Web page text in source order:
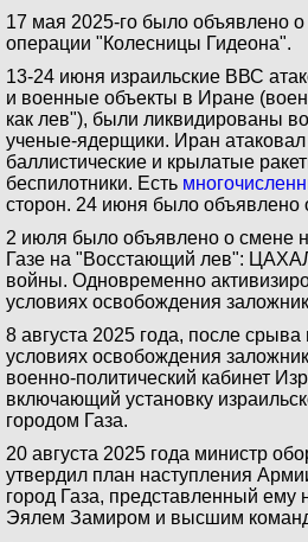
17 мая 2025-го было объявлено
операции "Колесницы Гидеона".
13-24 июня израильские ВВС
и военные объекты в Иране
как лев"), были ликвидированы
ученые-ядерщики. Иран
баллистические и крылатые
беспилотники. Есть
сторон. 24 июня было объявлено
2 июля было объявлено о смене
Газе на "Восстающий лев":
войны. Одновременно
условиях освобождения
8 августа 2025 года, после
условиях освобождения
военно-политический кабинет
включающий установку
городом Газа.
20 августа 2025 года министр
утвердил план наступления
город Газа, представленный ему
Эялем Замиром и высшим